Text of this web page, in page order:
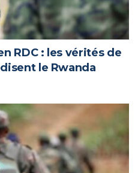
RDC : les vérités de
le Rwanda